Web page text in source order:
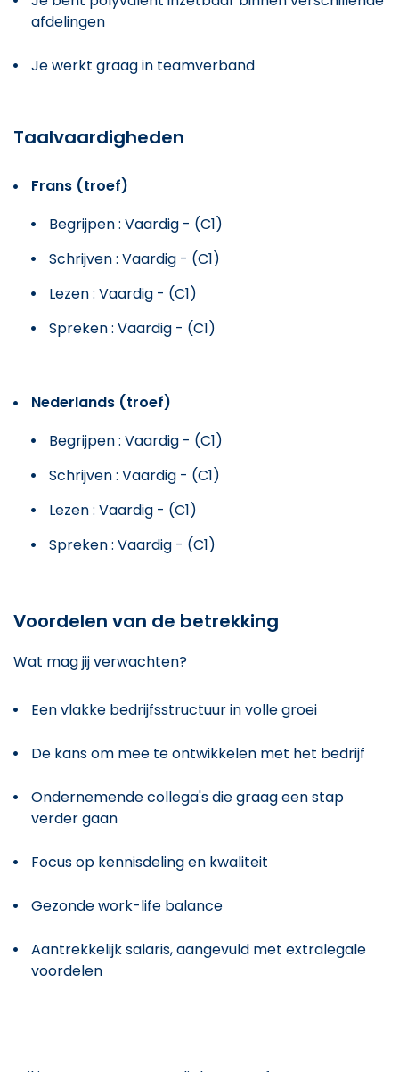
afdelingen
Je werkt graag in teamverband
Taalvaardigheden
Frans (troef)
Begrijpen : Vaardig - (C1)
Schrijven : Vaardig - (C1)
Lezen : Vaardig - (C1)
Spreken : Vaardig - (C1)
Nederlands (troef)
Begrijpen : Vaardig - (C1)
Schrijven : Vaardig - (C1)
Lezen : Vaardig - (C1)
Spreken : Vaardig - (C1)
Voordelen van de betrekking
Wat mag jij verwachten?
Een vlakke bedrijfsstructuur in volle groei
De kans om mee te ontwikkelen met het bedrijf
Ondernemende collega's die graag een stap
verder gaan
Focus op kennisdeling en kwaliteit
Gezonde work-life balance
Aantrekkelijk salaris, aangevuld met extralegale
voordelen